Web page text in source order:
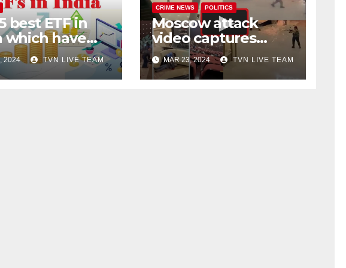
best ETF in
which have
tremendous
2024 TVN LIVE TEAM
CRIME NEWS POLITICS
Moscow attack
video captures
indiscriminate
firing, and chaos all
around!
MAR 23, 2024 TVN LIVE TEAM